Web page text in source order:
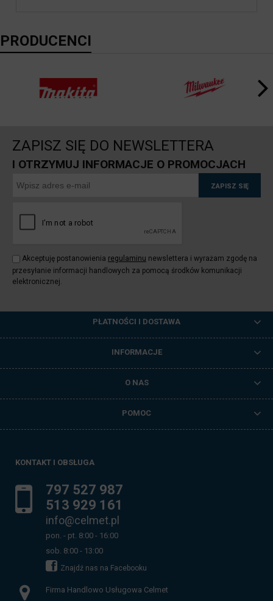
PRODUCENCI
ZAPISZ SIĘ DO NEWSLETTERA
I OTRZYMUJ INFORMACJE O PROMOCJACH
ZAPISZ SIĘ
Akceptuję postanowienia regulaminu newslettera i wyrażam zgodę na
przesyłanie informacji handlowych za pomocą środków komunikacji
elektronicznej.
PŁATNOŚCI I DOSTAWA
INFORMACJE
O NAS
POMOC
KONTAKT I OBSŁUGA
797 527 987
513 929 161
info@celmet.pl
pon. - pt. 8:00 - 16:00
sob. 8:00 - 13:00
Znajdź nas na Facebooku
Firma Handlowo Usługowa Celmet